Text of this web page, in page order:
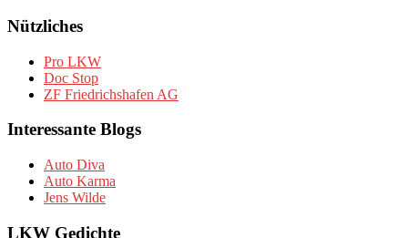
Nützliches
Pro LKW
Doc Stop
ZF Friedrichshafen AG
Interessante Blogs
Auto Diva
Auto Karma
Jens Wilde
LKW Gedichte